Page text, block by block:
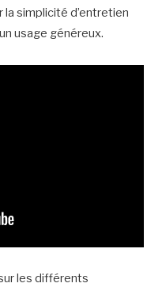
simplicité d’entretien
usage généreux.
les différents